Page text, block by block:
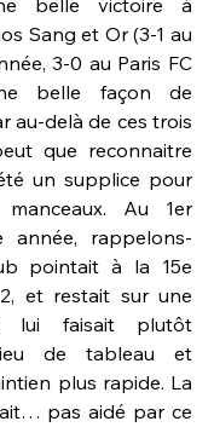
belle victoire à
Sang et Or (3-1 au
3-0 au Paris FC
belle façon de
au-delà de ces trois
que reconnaitre
un supplice pour
Au 1er
année, rappelons-
pointait à la 15e
et restait sur une
lui faisait plutôt
de tableau et
plus rapide. La
pas aidé par ce